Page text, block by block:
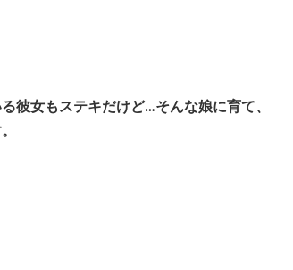
彼女もステキだけど…そんな娘に育て、